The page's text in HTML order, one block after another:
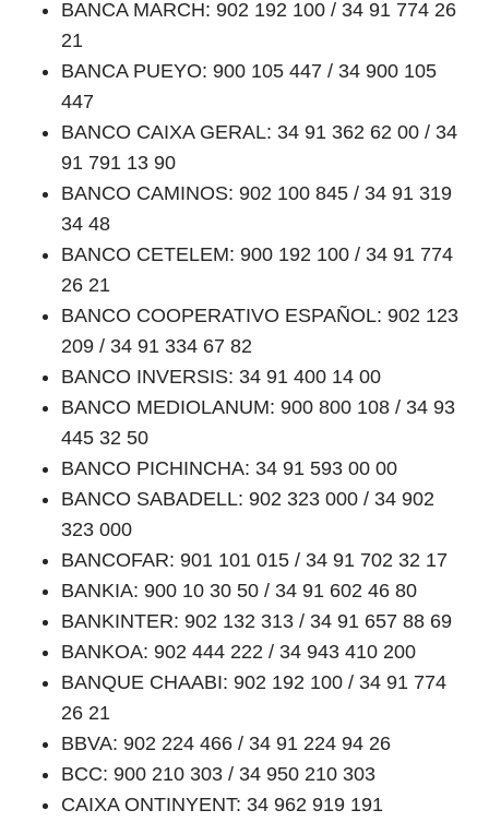
BANCA MARCH: 902 192 100 / 34 91 774 26
21
BANCA PUEYO: 900 105 447 / 34 900 105
447
BANCO CAIXA GERAL: 34 91 362 62 00 / 34
91 791 13 90
BANCO CAMINOS: 902 100 845 / 34 91 319
34 48
BANCO CETELEM: 900 192 100 / 34 91 774
26 21
BANCO COOPERATIVO ESPAÑOL: 902 123
209 / 34 91 334 67 82
BANCO INVERSIS: 34 91 400 14 00
BANCO MEDIOLANUM: 900 800 108 / 34 93
445 32 50
BANCO PICHINCHA: 34 91 593 00 00
BANCO SABADELL: 902 323 000 / 34 902
323 000
BANCOFAR: 901 101 015 / 34 91 702 32 17
BANKIA: 900 10 30 50 / 34 91 602 46 80
BANKINTER: 902 132 313 / 34 91 657 88 69
BANKOA: 902 444 222 / 34 943 410 200
BANQUE CHAABI: 902 192 100 / 34 91 774
26 21
BBVA: 902 224 466 / 34 91 224 94 26
BCC: 900 210 303 / 34 950 210 303
CAIXA ONTINYENT: 34 962 919 191